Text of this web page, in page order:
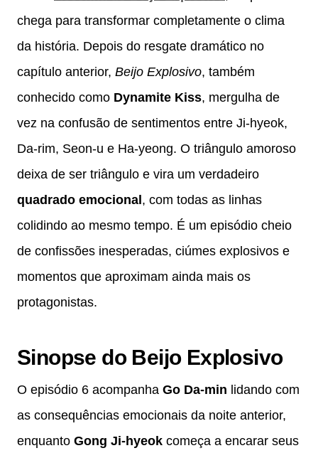
chega para transformar completamente o clima
da história. Depois do resgate dramático no
capítulo anterior, Beijo Explosivo, também
conhecido como Dynamite Kiss, mergulha de
vez na confusão de sentimentos entre Ji-hyeok,
Da-rim, Seon-u e Ha-yeong. O triângulo amoroso
deixa de ser triângulo e vira um verdadeiro
quadrado emocional , com todas as linhas
colidindo ao mesmo tempo. É um episódio cheio
de confissões inesperadas, ciúmes explosivos e
momentos que aproximam ainda mais os
protagonistas.
Sinopse do Beijo Explosivo
O episódio 6 acompanha Go Da-min lidando com
as consequências emocionais da noite anterior,
enquanto Gong Ji-hyeok começa a encarar seus